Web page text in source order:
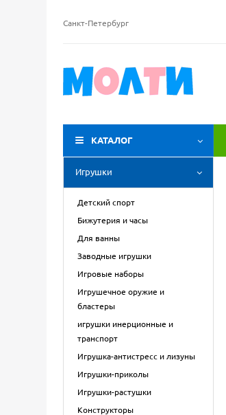
Санкт-Петербург
КАТАЛОГ
Игрушки
Детский спорт
Бижутерия и часы
Для ванны
Заводные игрушки
Игровые наборы
Игрушечное оружие и
бластеры
игрушки инерционные и
транспорт
Игрушка-антистресс и лизуны
Игрушки-приколы
Игрушки-растушки
Конструкторы